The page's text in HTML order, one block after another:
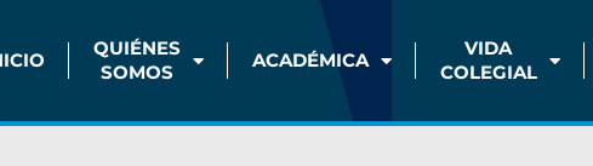
QUIÉNES
SOMOS
ACADÉMICA
VIDA
COLEGIAL